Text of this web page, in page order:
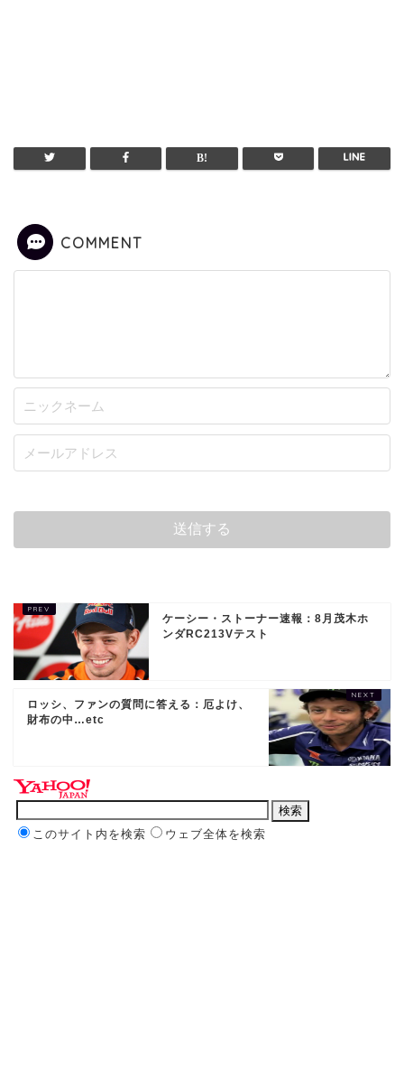
COMMENT
ケーシー・ストーナー速報：8月茂木ホ
ンダRC213Vテスト
ロッシ、ファンの質問に答える：厄よけ、
財布の中…etc
このサイト内を検索 ウェブ全体を検索